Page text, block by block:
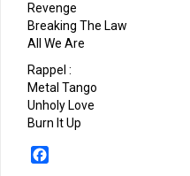
Revenge
Breaking The Law
All We Are
Rappel :
Metal Tango
Unholy Love
Burn It Up